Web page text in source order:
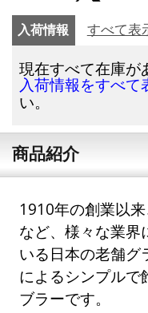
入荷情報 すべて表
現在すべて在庫が
入荷情報をすべて
い。
商品紹介
1910年の創業以
など、様々な業界
いる日本の老舗グ
によるシンプルで
ブラーです。